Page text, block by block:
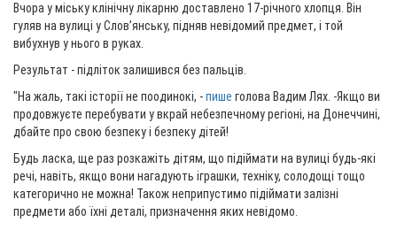
Вчора у міську клінічну лікарню доставлено 17-річного хлопця. Він
гуляв на вулиці у Словʼянську, підняв невідомий предмет, і той
вибухнув у нього в руках.
Результат - підліток залишився без пальців.
"На жаль, такі історії не поодинокі, -пише голова Вадим Лях. -Якщо ви
продовжуєте перебувати у вкрай небезпечному регіоні, на Донеччині,
дбайте про свою безпеку і безпеку дітей!
Будь ласка, ще раз розкажіть дітям, що підіймати на вулиці будь-які
речі, навіть, якщо вони нагадують іграшки, техніку, солодощі тощо
категорично не можна! Також неприпустимо підіймати залізні
предмети або їхні деталі, призначення яких невідомо.